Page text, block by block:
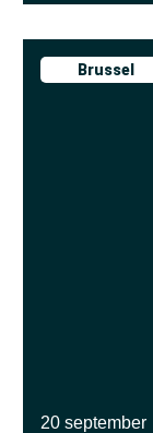
Brussel
20 september